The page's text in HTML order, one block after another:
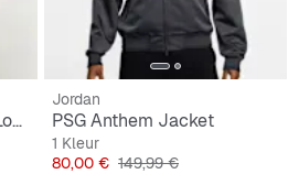
Black Out Satin Jacket Los Angeles Lakers
Jordan
PSG Anthem Jacket
1 Kleur
Prijs
80,00 € Originele Prijs
149,99 €